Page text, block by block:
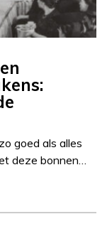
goed als alles
deze bonnen…